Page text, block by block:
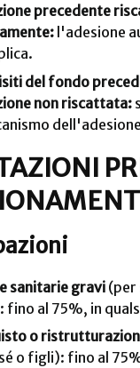
precedente
l'adesione
del fondo
non riscattata:
sanitarie gravi(per
fino al 75%, in
o
o figli): fino al